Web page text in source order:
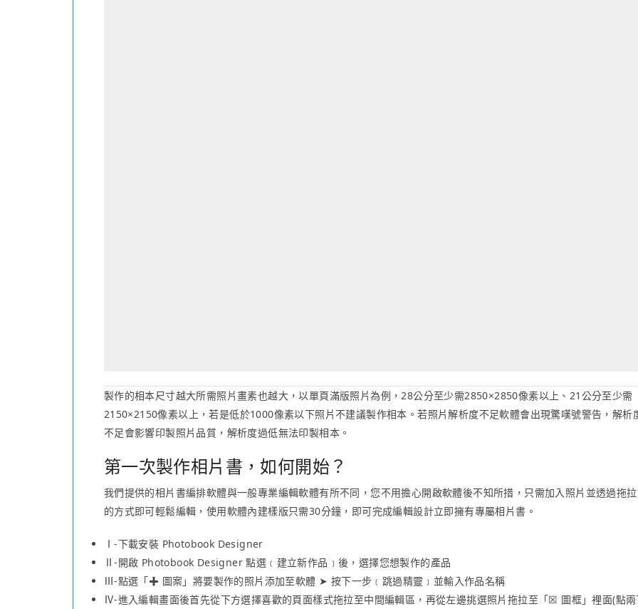
製作的相本尺寸越大所需照片畫素也越大，以單頁滿版照片為例，28公分至少需2850×2850像素以上、21公分至少需
2150×2150像素以上，若是低於1000像素以下照片不建議製作相本。若照片解析度不足軟體會出現驚嘆號警告，解析
不足會影響印製照片品質，解析度過低無法印製相本。
第一次製作相片書，如何開始？
我們提供的相片書編排軟體與一般專業編輯軟體有所不同，您不用擔心開啟軟體後不知所措，只需加入照片並透過拖
的方式即可輕鬆編輯，使用軟體內建樣版只需30分鐘，即可完成編輯設計立即擁有專屬相片書。
Ⅰ-下載安裝 Photobook Designer
Ⅱ-開啟 Photobook Designer 點選﹝建立新作品﹞後，選擇您想製作的產品
Ⅲ-點選「✚ 圖案」將要製作的照片添加至軟體 ➤ 按下一步﹝跳過精靈﹞並輸入作品名稱
Ⅳ-進入編輯畫面後首先從下方選擇喜歡的頁面樣式拖拉至中間編輯區，再從左邊挑選照片拖拉至「☒ 圖框」裡面(點兩